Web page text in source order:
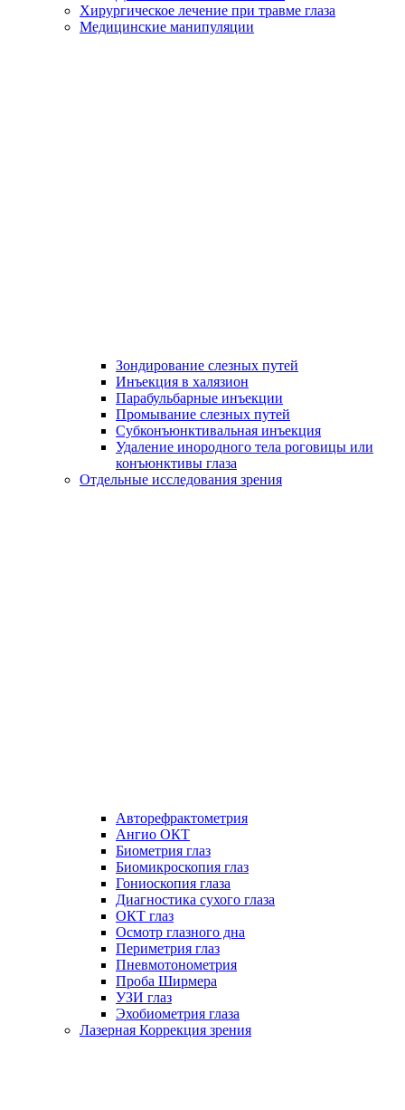
Хирургическое лечение при травме глаза
Медицинские манипуляции
Зондирование слезных путей
Инъекция в халязион
Парабульбарные инъекции
Промывание слезных путей
Субконъюнктивальная инъекция
Удаление инородного тела роговицы или
конъюнктивы глаза
Отдельные исследования зрения
Авторефрактометрия
Ангио ОКТ
Биометрия глаз
Биомикроскопия глаз
Гониоскопия глаза
Диагностика сухого глаза
ОКТ глаз
Осмотр глазного дна
Периметрия глаз
Пневмотонометрия
Проба Ширмера
УЗИ глаз
Эхобиометрия глаза
Лазерная Коррекция зрения